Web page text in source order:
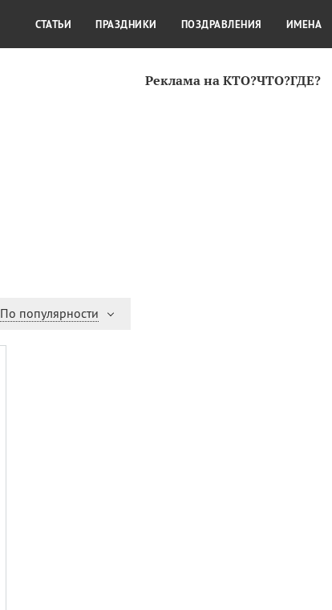
По популярности
Реклама на КТО?ЧТО?ГДЕ?
КУЛЬТУРА КРАСОТА
СТАТЬИ ПРАЗДНИКИ ПОЗДРАВЛЕНИЯ ИМЕНА